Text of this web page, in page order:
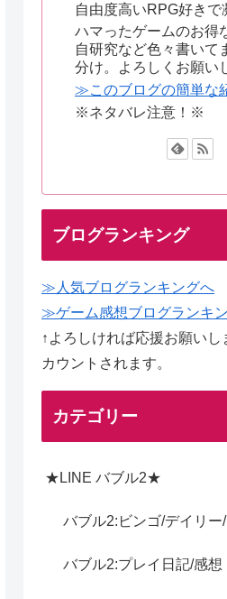
自由度高いRPG好きで
ハマったゲームのお得
自研究など色々書いて
分け。よろしくお願い
≫このブログの簡単な
※ネタバレ注意！※
ブログランキング
≫人気ブログランキングへ
≫ゲーム感想ブログランキ
↑よろしければ応援お願い
カウントされます。
カテゴリー
★LINE バブル2★
バブル2:ビンゴ/デイリー
バブル2:プレイ日記/感想